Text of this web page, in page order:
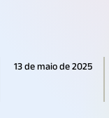
13 de maio de 2025